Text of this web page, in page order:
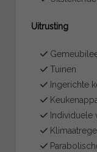
Uitrusting
Tuinen
Ingerichte
Individuele